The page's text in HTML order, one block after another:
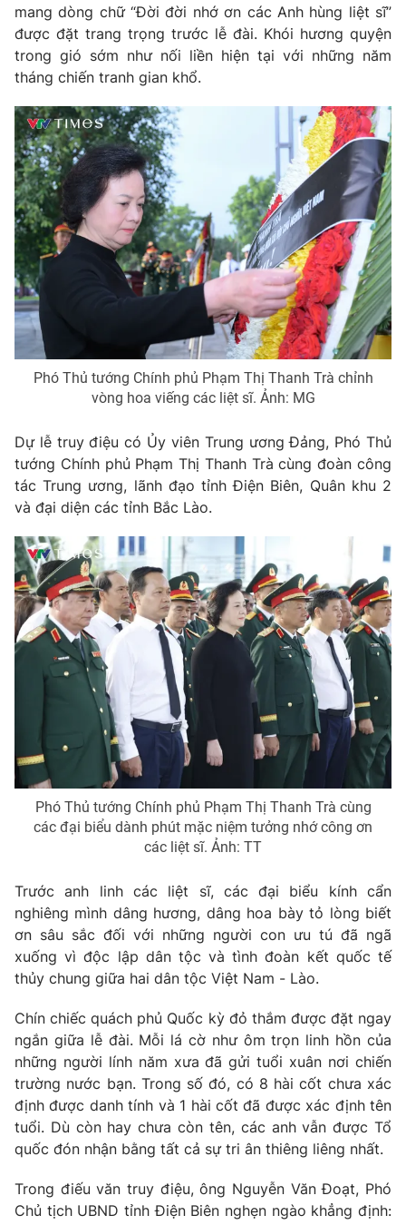
Theo dõi báo trên
Cơ quan chủ quản:Đài Truyền hình Việt Nam
Cơ quan báo chí:Thời báo VTV
Giấy phép hoạt động báo in và báo điện tử số 483/GP-BTTTT
cấp ngày 29/12/2023
Tổng Biên tập:
Vũ Thanh Thủy
Phó Tổng Biên tập:
Nguyễn Thị Mỹ Hạnh, Phạm Quốc Thắng,
Nguyễn Trọng Ninh
Tổng đài VTV:024.38 355 931 - 024.38 355 932
Ðiện thoại Thời báo VTV:024.66 897 897
Liên hệ quảng cáo:024-7300.7108
® Cấm sao chép dưới mọi hình thức nếu không có sự chấp
thuận bằng văn bản. Ghi rõ nguồn VTV.vn khi phát hành lại
thông tin từ website này.
mang dòng chữ “Đời đời nhớ ơn các Anh hùng liệt sĩ”
được đặt trang trọng trước lễ đài. Khói hương quyện
trong gió sớm như nối liền hiện tại với những năm
tháng chiến tranh gian khổ.
Phó Thủ tướng Chính phủ Phạm Thị Thanh Trà chỉnh
vòng hoa viếng các liệt sĩ. Ảnh: MG
Dự lễ truy điệu có Ủy viên Trung ương Đảng, Phó Thủ
tướng Chính phủ Phạm Thị Thanh Trà cùng đoàn công
tác Trung ương, lãnh đạo tỉnh Điện Biên, Quân khu 2
và đại diện các tỉnh Bắc Lào.
Phó Thủ tướng Chính phủ Phạm Thị Thanh Trà cùng
các đại biểu dành phút mặc niệm tưởng nhớ công ơn
các liệt sĩ. Ảnh: TT
Trước anh linh các liệt sĩ, các đại biểu kính cẩn
nghiêng mình dâng hương, dâng hoa bày tỏ lòng biết
ơn sâu sắc đối với những người con ưu tú đã ngã
xuống vì độc lập dân tộc và tình đoàn kết quốc tế
thủy chung giữa hai dân tộc Việt Nam - Lào.
Chín chiếc quách phủ Quốc kỳ đỏ thắm được đặt ngay
ngắn giữa lễ đài. Mỗi lá cờ như ôm trọn linh hồn của
những người lính năm xưa đã gửi tuổi xuân nơi chiến
trường nước bạn. Trong số đó, có 8 hài cốt chưa xác
định được danh tính và 1 hài cốt đã được xác định tên
tuổi. Dù còn hay chưa còn tên, các anh vẫn được Tổ
quốc đón nhận bằng tất cả sự tri ân thiêng liêng nhất.
Trong điếu văn truy điệu, ông Nguyễn Văn Đoạt, Phó
Chủ tịch UBND tỉnh Điện Biên nghẹn ngào khẳng định: